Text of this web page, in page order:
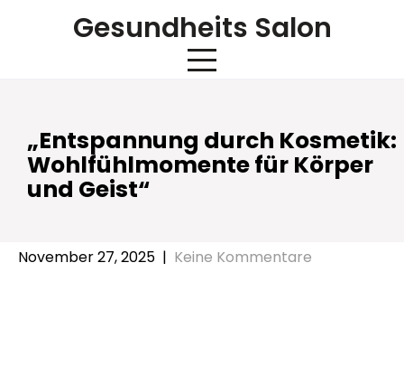
Gesundheits Salon
„Entspannung durch Kosmetik:
Wohlfühlmomente für Körper
und Geist“
November 27, 2025 | Keine Kommentare